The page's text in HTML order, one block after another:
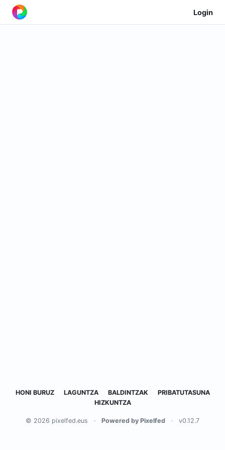
Login
HONI BURUZ LAGUNTZA BALDINTZAK
PRIBATUTASUNA
HIZKUNTZA
© 2026 pixelfed.eus · Powered by Pixelfed · v0.12.7